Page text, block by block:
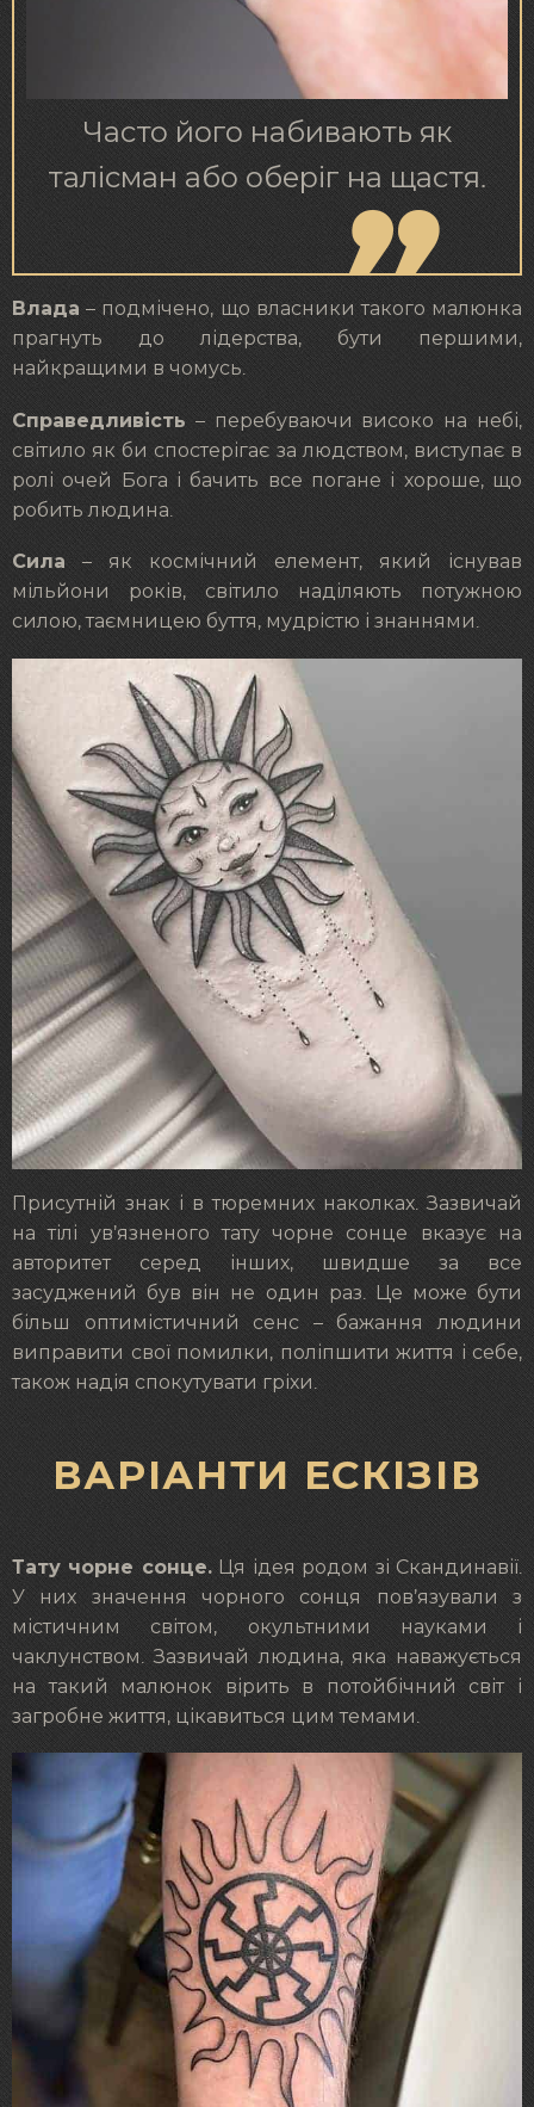
Часто його набивають як
талісман або оберіг на щастя.
Влада – подмічено, що власники такого малюнка
прагнуть до лідерства, бути першими,
найкращими в чомусь.
Справедливість – перебуваючи високо на небі,
світило як би спостерігає за людством, виступає в
ролі очей Бога і бачить все погане і хороше, що
робить людина.
Сила – як космічний елемент, який існував
мільйони років, світило наділяють потужною
силою, таємницею буття, мудрістю і знаннями.
Присутній знак і в тюремних наколках. Зазвичай
на тілі ув’язненого тату чорне сонце вказує на
авторитет серед інших, швидше за все
засуджений був він не один раз. Це може бути
більш оптимістичний сенс – бажання людини
виправити свої помилки, поліпшити життя і себе,
також надія спокутувати гріхи.
ВАРІАНТИ ЕСКІЗІВ
Тату чорне сонце.Ця ідея родом зі Скандинавії.
У них значення чорного сонця пов’язували з
містичним світом, окультними науками і
чаклунством. Зазвичай людина, яка наважується
на такий малюнок вірить в потойбічний світ і
загробне життя, цікавиться цим темами.